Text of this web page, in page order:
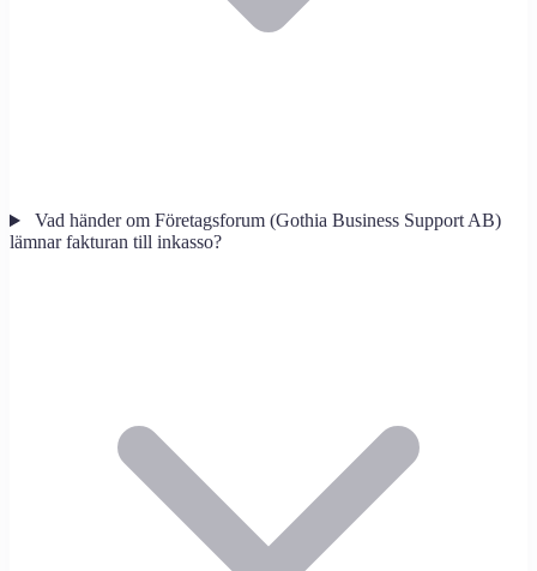
Vad händer om Företagsforum (Gothia Business Support AB)
lämnar fakturan till inkasso?